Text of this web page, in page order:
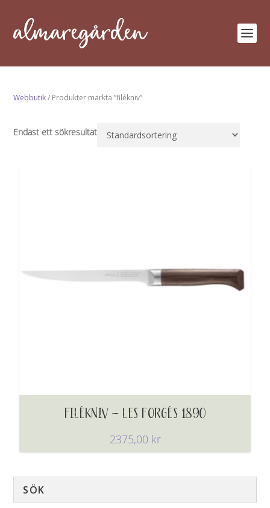
Webbutik/ Produkter märkta ”filékniv”
Endast ett sökresultat
FILÉKNIV – LES FORGÉS 1890
2375,00 kr